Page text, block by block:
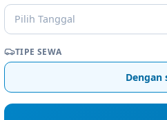
Pilih Tanggal
TIPE SEWA
Dengan